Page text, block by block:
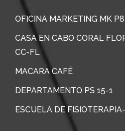
OFICINA MARKETING MK P8
CASA EN CABO CORAL
CC-FL
MACARA CAFÉ
DEPARTAMENTO PS 15-1
ESCUELA DE